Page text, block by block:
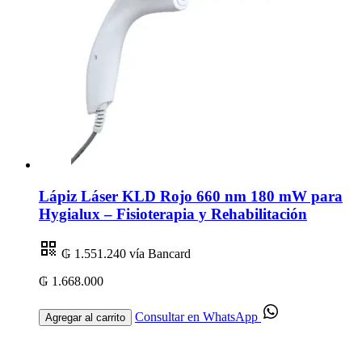
Lápiz Láser KLD Rojo 660 nm 180 mW para
Hygialux – Fisioterapia y Rehabilitación
₲ 1.551.240 vía Bancard
₲ 1.668.000
Agregar al carrito Consultar en WhatsApp